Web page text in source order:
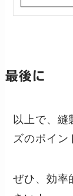
最後に
以上で、縫
ズのポイン
ぜひ、効率